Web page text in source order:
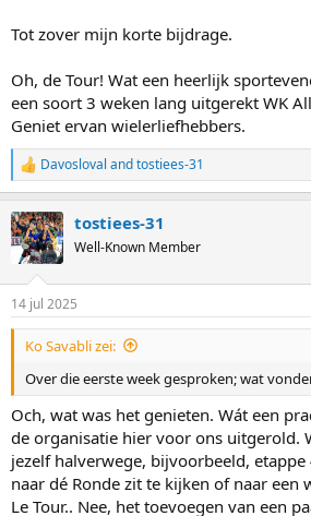
Tot zover mijn korte bijdrage.
Oh, de Tour! Wat een heerlijk
een soort 3 weken lang uitgerekt WK
Geniet ervan wielerliefhebbers.
R
e
c
t
i
s
:
Davosloval andtostiees-31
tostiees-31
Well-Known Member
14 jul 2025
Ko Savabli zei:
Over die eerste week gesproken; wat
Och, wat was het genieten. Wát een
de organisatie hier voor ons uitgerold.
jezelf halverwege, bijvoorbeeld,
naar dé Ronde zit te kijken of naar een
Le Tour.. Nee, het toevoegen van een